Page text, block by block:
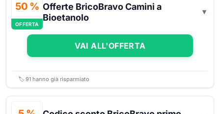
50 %
OFFERTA
Offerte BricoBravo Camini a
Bioetanolo
VAI ALL'OFFERTA
🏷️ 91 hanno già risparmiato